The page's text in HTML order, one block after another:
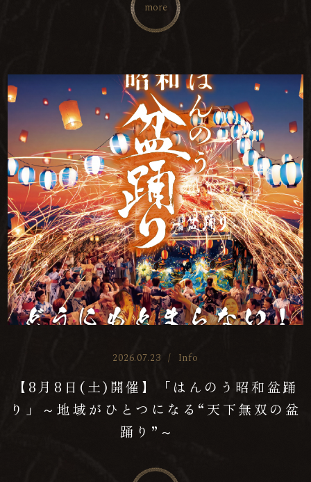
more
2026.07.23 / Info
【8月8日(土)開催】「はんのう昭和盆踊
り」～地域がひとつになる“天下無双の盆
踊り”～